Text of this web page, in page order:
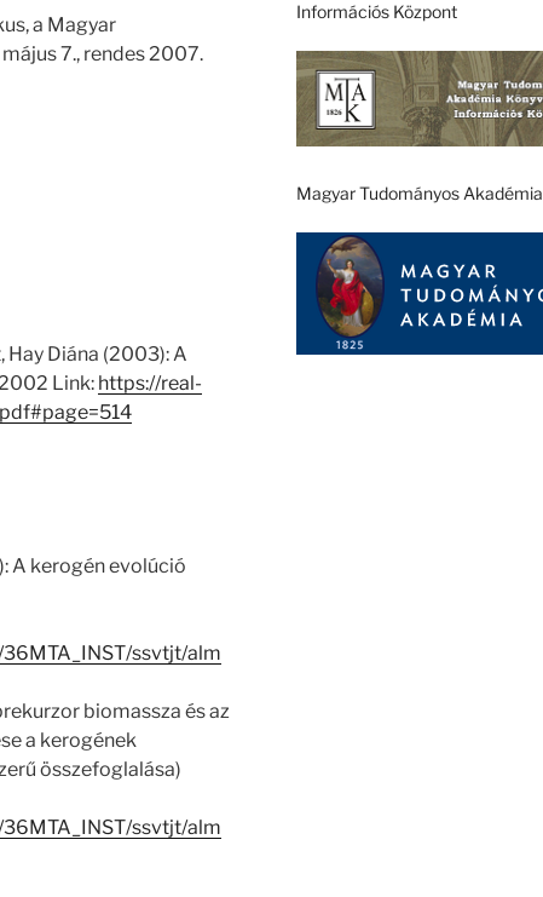
a Magyar
7., rendes 2007.
Diána (2003): A
Link: https://real-
A kerogén evolúció
ssvtjt/alm
biomassza és az
a kerogének
összefoglalása)
ssvtjt/alm
Információs Központ
Magyar Tudományos Akadémia